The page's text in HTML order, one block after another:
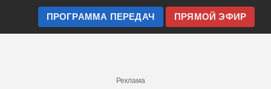
ПРЯМОЙ ЭФИР
ПРОГРАММА ПЕРЕДАЧ
Реклама